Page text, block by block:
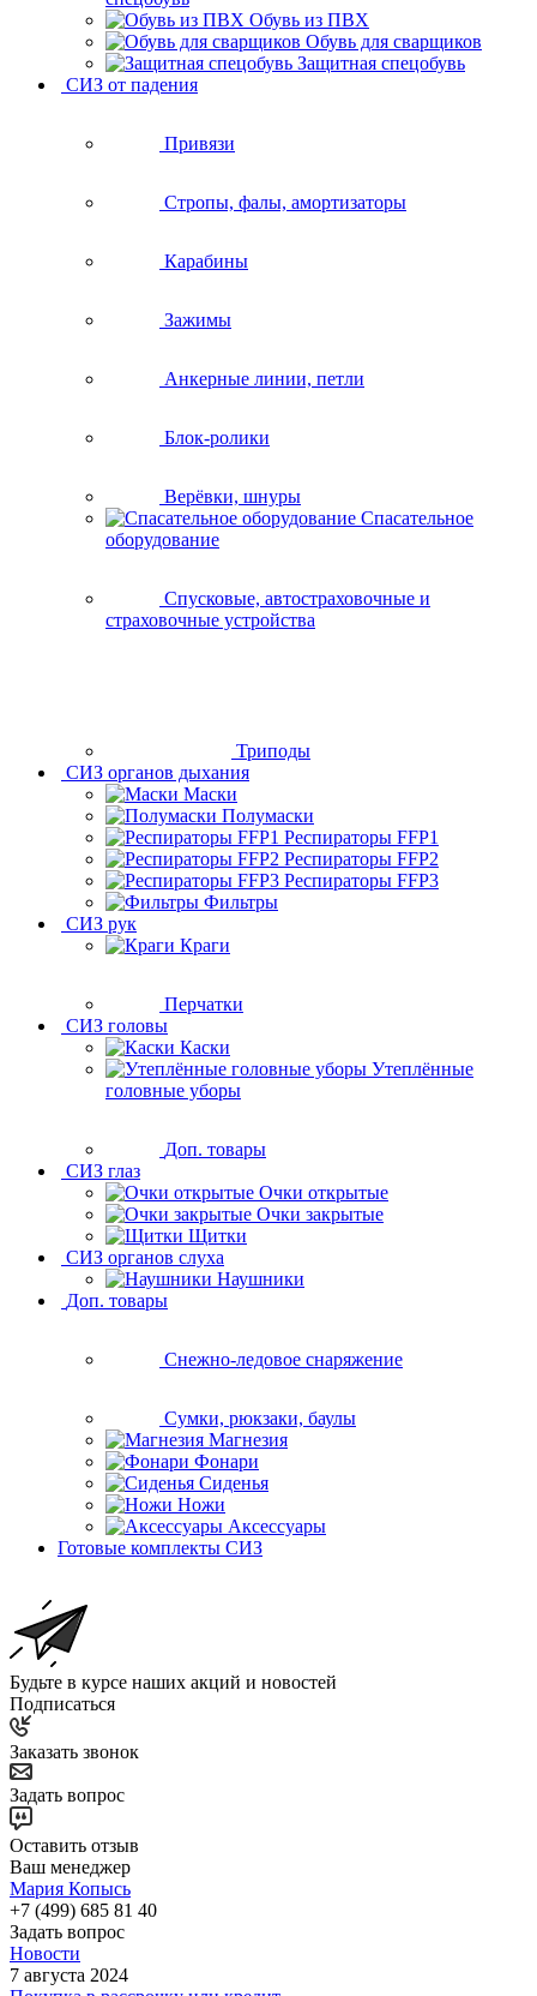
Обувь из ПВХ
Обувь для сварщиков
Защитная спецобувь
СИЗ от падения
Привязи
Стропы, фалы, амортизаторы
Карабины
Зажимы
Анкерные линии, петли
Блок-ролики
Верёвки, шнуры
Спасательное
оборудование
Спусковые, автостраховочные и
страховочные устройства
Триподы
СИЗ органов дыхания
Маски
Полумаски
Респираторы FFP1
Респираторы FFP2
Респираторы FFP3
Фильтры
СИЗ рук
Краги
Перчатки
СИЗ головы
Каски
Утеплённые
головные уборы
Доп. товары
СИЗ глаз
Очки открытые
Очки закрытые
Щитки
СИЗ органов слуха
Наушники
Доп. товары
Снежно-ледовое снаряжение
Сумки, рюкзаки, баулы
Магнезия
Фонари
Сиденья
Ножи
Аксессуары
Готовые комплекты СИЗ
Будьте в курсе наших акций и новостей
Подписаться
Заказать звонок
Задать вопрос
Оставить отзыв
Ваш менеджер
Мария Копысь
+7 (499) 685 81 40
Задать вопрос
Новости
7 августа 2024